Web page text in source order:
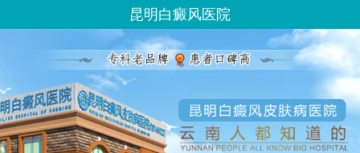
昆明白癜风医院